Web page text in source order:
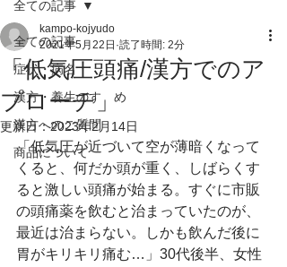
全ての記事
症状・病名
漢方・養生のすゝめ
漢方へのご質問
商品について
全ての記事
「低気圧頭痛/漢方でのア
プローチ」
kampo-kojyudo
2021年5月22日 読了時間: 2分
更新日：2023年2月14日
「低気圧が近づいて空が薄暗くなって
くると、何だか頭が重く、しばらくす
ると激しい頭痛が始まる。すぐに市販
の頭痛薬を飲むと治まっていたのが、
最近は治まらない。しかも飲んだ後に
胃がキリキリ痛む…」30代後半、女性